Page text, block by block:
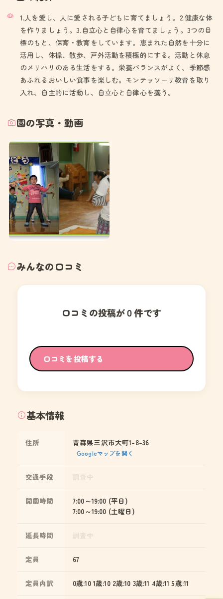
1.人を愛し、人に愛される子どもに育てましょう。2.健康な体
を作りましょう。3.自立心と自律心を育てましょう。3つの目
標のもと、保育・教育をしています。恵まれた自然を十分に
活用し、体操、散歩、戸外活動を積極的にする。活動と休息
のメリハリのある生活をする。栄養バランスがよく、季節感
あふれるおいしい食事を楽しむ。モンテッソーリ教育を取り
入れ、自主的に活動し、自立心と自律心を養う。
園の写真・動画
みんなの口コミ
口コミの投稿が０件です
口コミを投稿する
基本情報
住所 青森県三沢市大町1-8-36
Googleマップを開く
交通手段
開園時間
7:00～19:00 (平日)
7:00～19:00 (土曜日)
延長時間
定員 67
定員内訳 0歳:10 1歳:10 2歳:10 3歳:11 4歳:11 5歳:11